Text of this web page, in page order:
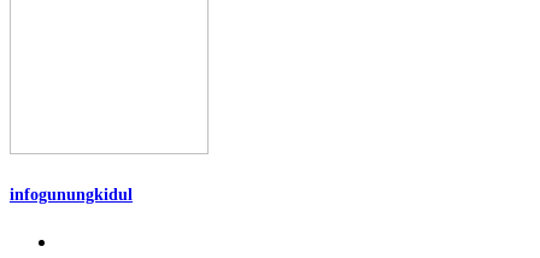
infogunungkidul